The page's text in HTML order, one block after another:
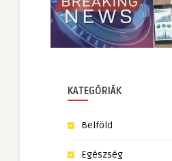
KATEGÓRIÁK
Belföld
Egészség